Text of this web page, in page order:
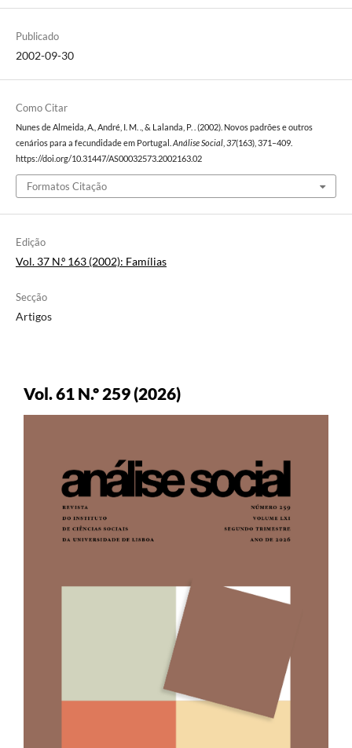
Publicado
2002-09-30
Como Citar
Nunes de Almeida, A., André, I. M. ., & Lalanda, P. . (2002). Novos padrões e outros
cenários para a fecundidade em Portugal. Análise Social, 37(163), 371–409.
https://doi.org/10.31447/AS00032573.2002163.02
Formatos Citação
Edição
Vol. 37 N.º 163 (2002): Famílias
Secção
Artigos
Vol. 61 N.º 259 (2026)